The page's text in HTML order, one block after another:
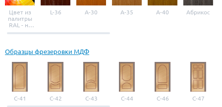
Цвет из
палитры
RAL - на
выбор
L-36 A-30 A-35 A-40 Абрикос
Образцы фрезеровки МДФ
С-41 С-42 С-43 С-44 С-46 С-47